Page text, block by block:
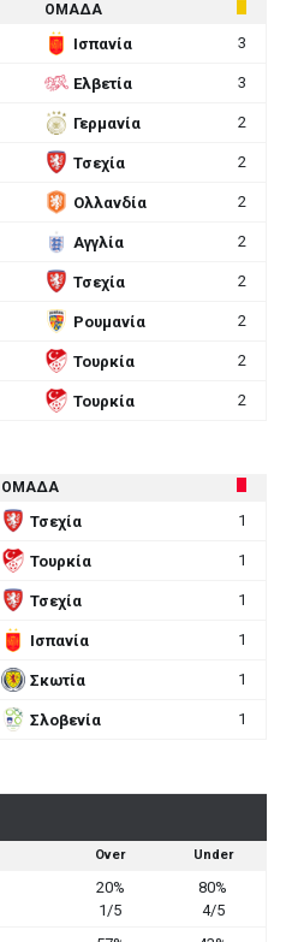
ΟΜΑΔΑ
Ισπανία 3
Ελβετία 3
Γερμανία 2
Τσεχία 2
Ολλανδία 2
Αγγλία 2
Τσεχία 2
Ρουμανία 2
Τουρκία 2
Τουρκία 2
ΟΜΑΔΑ
Τσεχία 1
Τουρκία 1
Τσεχία 1
Ισπανία 1
Σκωτία 1
Σλοβενία 1
Over Under
20%
1/5
80%
4/5